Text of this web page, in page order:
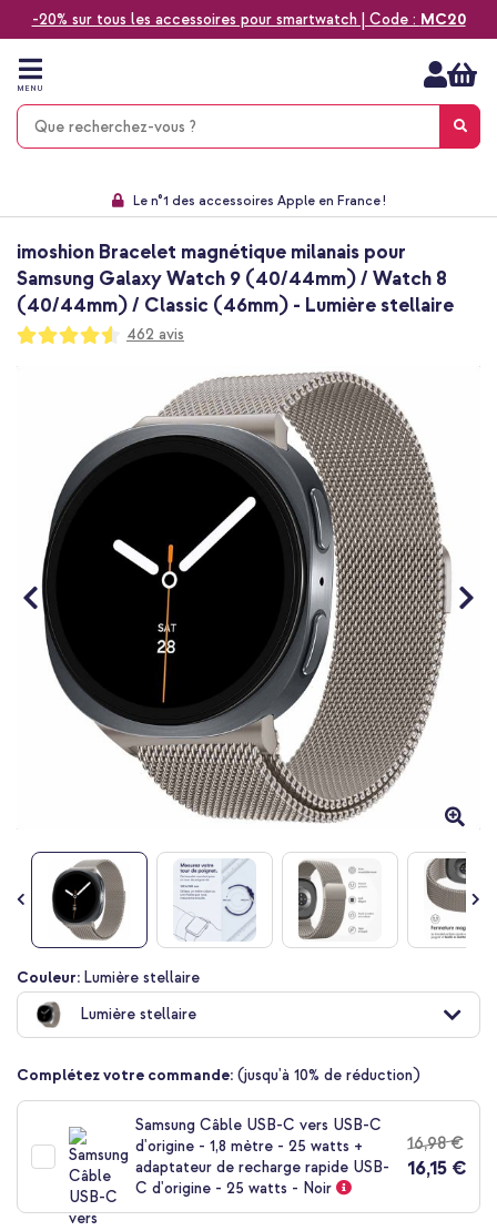
-20% sur tous les accessoires pour smartwatch | Code : MC20
Aller
contenu
MENU
Le n°1 des accessoires Apple en France !
imoshion Bracelet magnétique milanais pour
Samsung Galaxy Watch 9 (40/44mm) / Watch 8
(40/44mm) / Classic (46mm) - Lumière stellaire
Notation:
91
100
462 avis
Passer
galerie
d’images
Passer
au
début
de
Galerie
d’images
Couleur: Lumière stellaire
Lumière stellaire
Complétez votre commande: (jusqu'à 10% de réduction)
Samsung Câble USB-C vers USB-C
d'origine - 1,8 mètre - 25 watts +
adaptateur de recharge rapide USB-
C d'origine - 25 watts - Noir
16,98 €
16,15 €